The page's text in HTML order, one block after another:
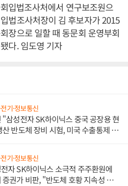
입법조사처에서 연구보조원으
법조사처장이 김 후보자가 2015
장으로 일할 때 동문회 운영부회
다. 임도영 기자
기·정보통신
"삼성전자 SK하이닉스 중국 공장용 현
산 반도체 장비 시험, 미국 수출통제 대
기·정보통신
자 SK하이닉스 소극적 주주환원에
증권가 비판, "반도체 호황 지속성 의